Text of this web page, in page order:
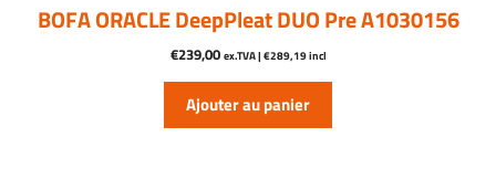
BOFA ORACLE DeepPleat DUO Pre A1030156
€239,00 ex.TVA | €289,19incl
Ajouter au panier